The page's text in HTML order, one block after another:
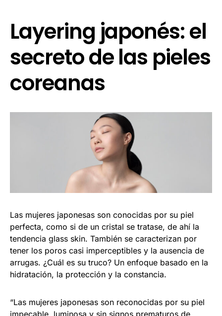
Layering japonés: el
secreto de las pieles
coreanas
Las mujeres japonesas son conocidas por su piel
perfecta, como si de un cristal se tratase, de ahí la
tendencia glass skin. También se caracterizan por
tener los poros casi imperceptibles y la ausencia de
arrugas. ¿Cuál es su truco? Un enfoque basado en la
hidratación, la protección y la constancia.
“Las mujeres japonesas son reconocidas por su piel